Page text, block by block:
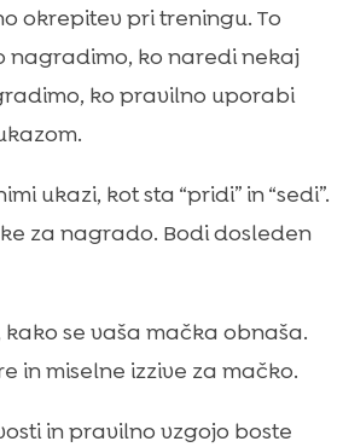
okrepitev pri treningu. To
nagradimo, ko naredi nekaj
ko pravilno uporabi
ukazi, kot sta “pridi” in “sedi”.
za nagrado. Bodi dosleden
se vaša mačka obnaša.
in miselne izzive za mačko.
in pravilno vzgojo boste